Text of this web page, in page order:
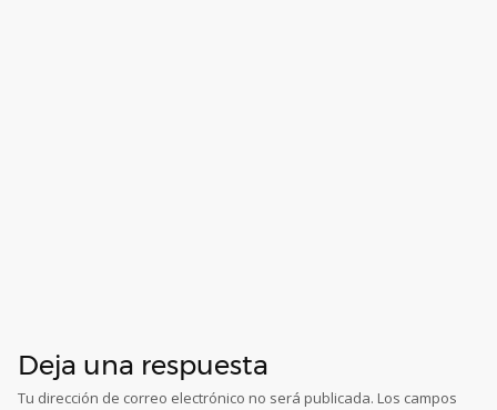
Deja una respuesta
Tu dirección de correo electrónico no será publicada. Los campos